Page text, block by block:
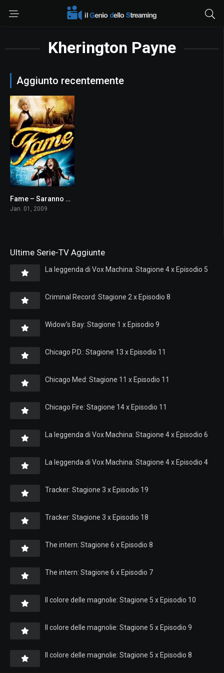
Kherington Payne
Aggiunto recentemente
5.1
Fame – Saranno Famosi
Jan. 01, 2009
Ultime Serie-TV Aggiunte
La leggenda di Vox Machina: Stagione 4 x Episodio 5
Criminal Record: Stagione 2 x Episodio 8
Widow’s Bay: Stagione 1 x Episodio 9
Chicago P.D.: Stagione 13 x Episodio 11
Chicago Med: Stagione 11 x Episodio 11
Chicago Fire: Stagione 14 x Episodio 11
La leggenda di Vox Machina: Stagione 4 x Episodio 6
La leggenda di Vox Machina: Stagione 4 x Episodio 4
Tracker: Stagione 3 x Episodio 19
Tracker: Stagione 3 x Episodio 18
The intern: Stagione 6 x Episodio 8
The intern: Stagione 6 x Episodio 7
Il colore delle magnolie: Stagione 5 x Episodio 10
Il colore delle magnolie: Stagione 5 x Episodio 9
Il colore delle magnolie: Stagione 5 x Episodio 8